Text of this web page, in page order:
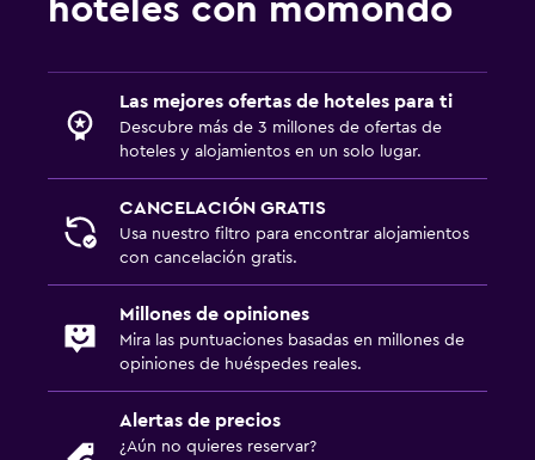
hoteles con momondo
Las mejores ofertas de hoteles para ti
Descubre más de 3 millones de ofertas de
hoteles y alojamientos en un solo lugar.
CANCELACIÓN GRATIS
Usa nuestro filtro para encontrar alojamientos
con cancelación gratis.
Millones de opiniones
Mira las puntuaciones basadas en millones de
opiniones de huéspedes reales.
Alertas de precios
¿Aún no quieres reservar?